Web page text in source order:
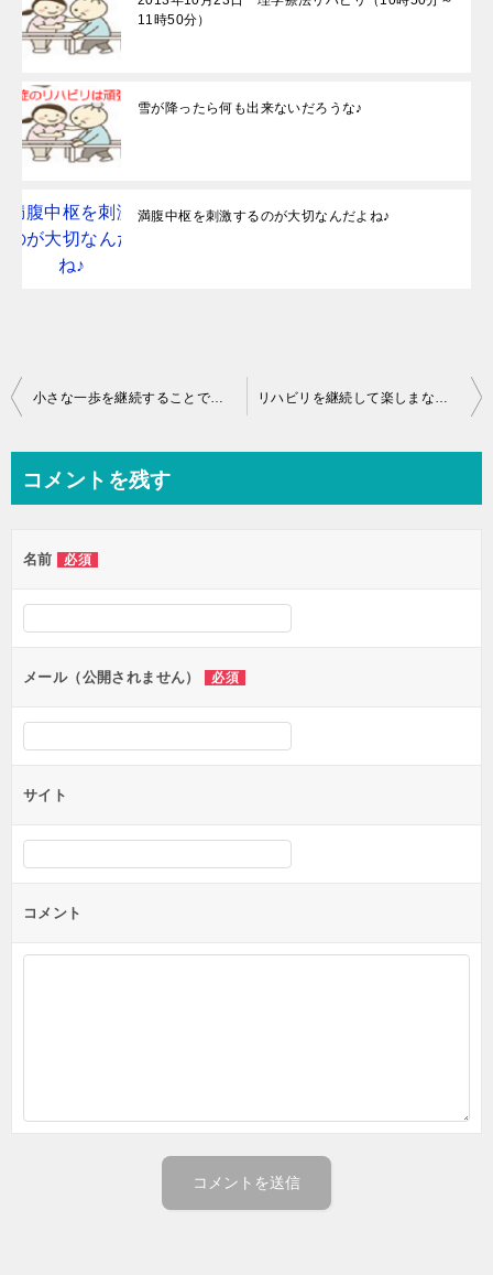
11時50分）
雪が降ったら何も出来ないだろうな♪
満腹中枢を刺激するのが大切なんだよね♪
投
ビ
ー
シ
ン
小さな一歩を継続することで習慣を変えましょう♪ リハビリを継続して楽しまなきゃね♪
コメントを残す
名前 必須
メール（公開されません） 必須
サイト
コメント